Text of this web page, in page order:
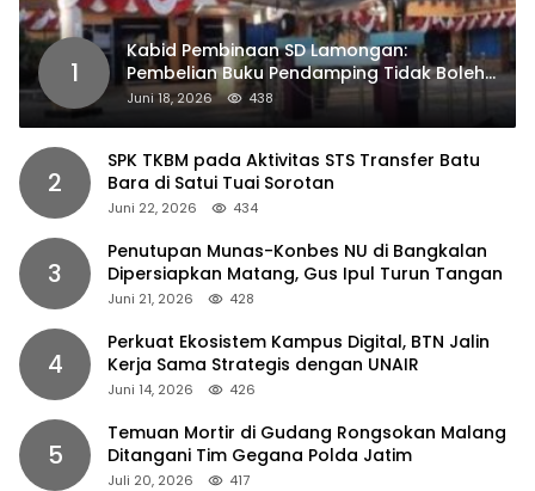
1
Kabid Pembinaan SD Lamongan:
Pembelian Buku Pendamping Tidak Boleh
Dipaksakan
Juni 18, 2026 438
2
SPK TKBM pada Aktivitas STS Transfer Batu
Bara di Satui Tuai Sorotan
Juni 22, 2026 434
3
Penutupan Munas-Konbes NU di Bangkalan
Dipersiapkan Matang, Gus Ipul Turun Tangan
Juni 21, 2026 428
4
Perkuat Ekosistem Kampus Digital, BTN Jalin
Kerja Sama Strategis dengan UNAIR
Juni 14, 2026 426
5
Temuan Mortir di Gudang Rongsokan Malang
Ditangani Tim Gegana Polda Jatim
Juli 20, 2026 417